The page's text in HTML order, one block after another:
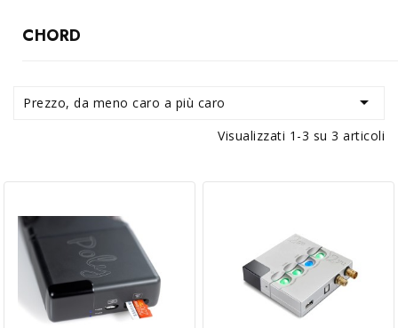
CHORD
Prezzo, da meno caro a più caro 
Visualizzati 1-3 su 3 articoli